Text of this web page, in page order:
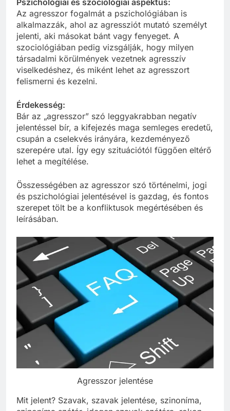
Pszichológiai és szociológiai aspektus:
Az agresszor fogalmát a pszichológiában is
alkalmazzák, ahol az agressziót mutató személyt
jelenti, aki másokat bánt vagy fenyeget. A
szociológiában pedig vizsgálják, hogy milyen
társadalmi körülmények vezetnek agresszív
viselkedéshez, és miként lehet az agresszort
felismerni és kezelni.
Érdekesség:
Bár az „agresszor” szó leggyakrabban negatív
jelentéssel bír, a kifejezés maga semleges eredetű,
csupán a cselekvés irányára, kezdeményező
szerepére utal. Így egy szituációtól függően eltérő
lehet a megítélése.
Összességében az agresszor szó történelmi, jogi
és pszichológiai jelentésével is gazdag, és fontos
szerepet tölt be a konfliktusok megértésében és
leírásában.
Agresszor jelentése
Mit jelent? Szavak, szavak jelentése, szinoníma,